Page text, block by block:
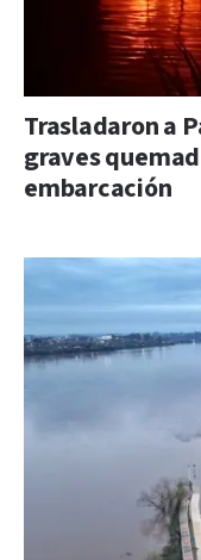
Trasladaron a
graves
embarcación